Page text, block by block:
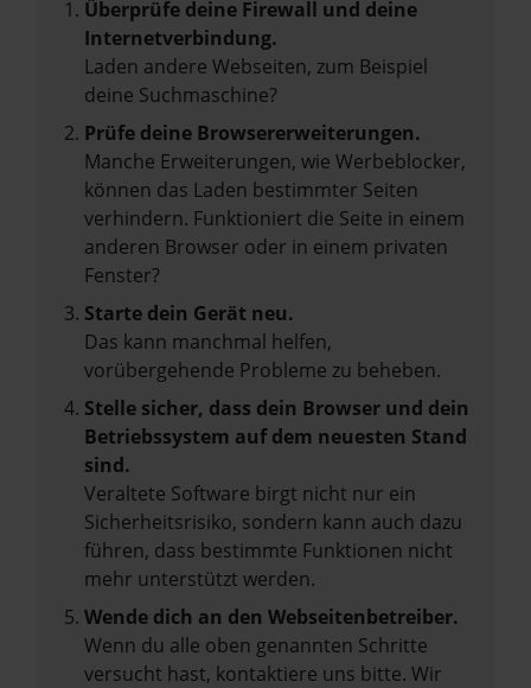
Überprüfe deine Firewall und deine
Internetverbindung.
Laden andere Webseiten, zum Beispiel
deine Suchmaschine?
Prüfe deine Browsererweiterungen.
Manche Erweiterungen, wie Werbeblocker,
können das Laden bestimmter Seiten
verhindern. Funktioniert die Seite in einem
anderen Browser oder in einem privaten
Fenster?
Starte dein Gerät neu.
Das kann manchmal helfen,
vorübergehende Probleme zu beheben.
Stelle sicher, dass dein Browser und dein
Betriebssystem auf dem neuesten Stand
sind.
Veraltete Software birgt nicht nur ein
Sicherheitsrisiko, sondern kann auch dazu
führen, dass bestimmte Funktionen nicht
mehr unterstützt werden.
Wende dich an den Webseitenbetreiber.
Wenn du alle oben genannten Schritte
versucht hast, kontaktiere uns bitte. Wir